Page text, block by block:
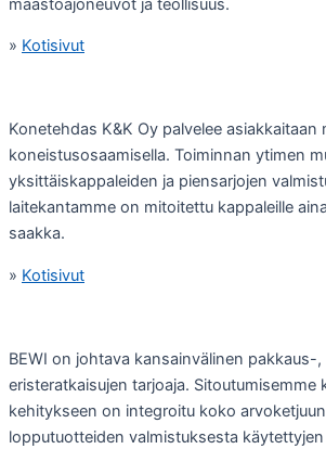
maastoajoneuvot ja teollisuus.
» Kotisivut
Konetehdas K&K Oy palvelee asiakkaitaan
koneistusosaamisella. Toiminnan ytimen
yksittäiskappaleiden ja piensarjojen
laitekantamme on mitoitettu kappaleille
saakka.
» Kotisivut
BEWI on johtava kansainvälinen
eristeratkaisujen tarjoaja. Sitoutumisemme
kehitykseen on integroitu koko
lopputuotteiden valmistuksesta